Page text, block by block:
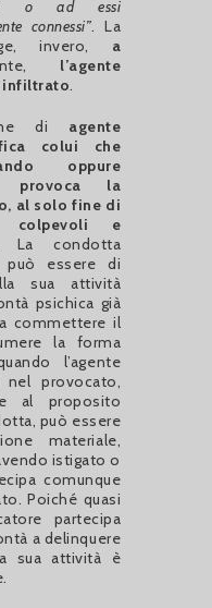
o ad essi
connessi”. La
invero, a
l’agente
infiltrato.
di agente
colui che
oppure
provoca la
al solo fine di
colpevoli e
La condotta
può essere di
sua attività
psichica già
commettere il
la forma
l’agente
nel provocato,
al proposito
può essere
materiale,
istigato o
comunque
Poiché quasi
partecipa
a delinquere
sua attività è